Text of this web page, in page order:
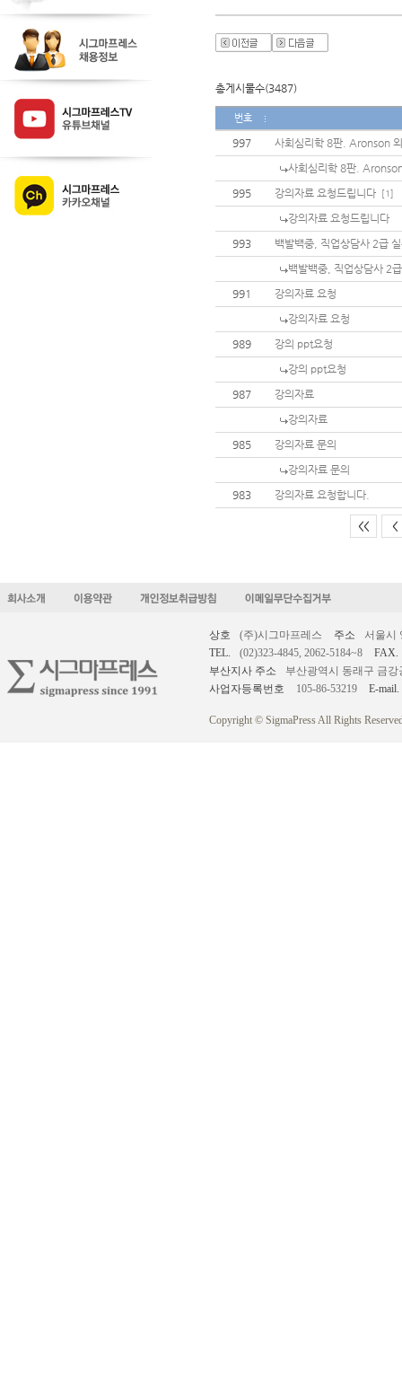
총게시물수(3487)
번호
997
사회심리학 8판. Aronson
사회심리학 8판.
995
강의자료 요청드립니다 [1]
강의자료 요청드립니다
993
백발백중, 직업상담사 2급
백발백중, 직업상담사 2
991
강의자료 요청
강의자료 요청
989
강의 ppt요청
강의 ppt요청
987
강의자료
강의자료
985
강의자료 문의
강의자료 문의
983
강의자료 요청합니다.
<< <
상호 (주)시그마프레스 주소
서울시
TEL.
(02)323-4845, 2062-5184~8
FAX.
부산지사 주소
부산광역시 동래구 금강
사업자등록번호
105-86-53219 E-mail.
Copyright © SigmaPress All Rights